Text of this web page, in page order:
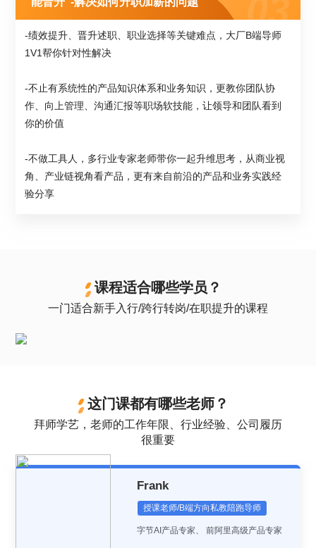
-绩效提升、晋升述职、职业选择等关键难点，大厂B端导师
1V1帮你针对性解决
-不止有系统性的产品知识体系和业务知识，更教你团队协
作、向上管理、沟通汇报等职场软技能，让领导和团队看到
你的价值
-不做工具人，多行业专家老师带你一起升维思考，从商业视
角、产业链视角看产品，更有来自前沿的产品和业务实践经
验分享
课程适合哪些学员？
一门适合新手入行/跨行转岗/在职提升的课程
这门课都有哪些老师？
拜师学艺，老师的工作年限、行业经验、公司履历
很重要
Frank
授课老师/B端方向私教陪跑导师
字节AI产品专家、 前阿里高级产品专家